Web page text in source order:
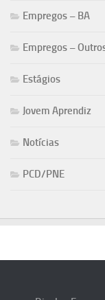
Empregos – BA
Empregos –
Estágios
Jovem Aprendiz
Notícias
PCD/PNE